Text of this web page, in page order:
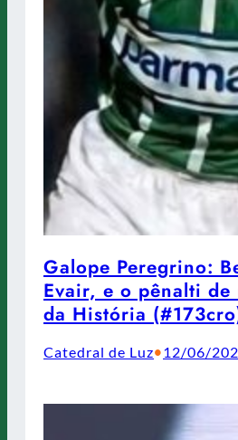
Galope Peregrino:
Evair, e o pênalti de
da História
Catedral de Luz•12/06/